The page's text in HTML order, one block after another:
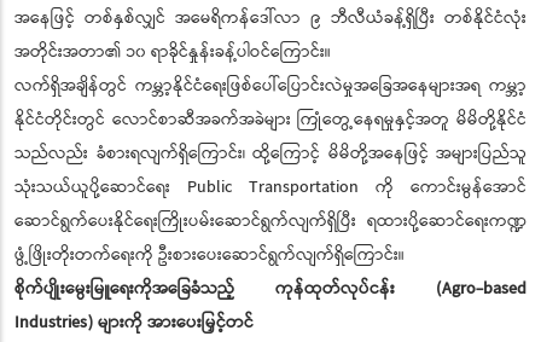
အနေဖြင့် တစ်နှစ်လျှင် အမေရိကန်ဒေါ်လာ ၉ ဘီလီယံခန့်ရှိပြီး တစ်နိုင်ငံလုံး
အတိုင်းအတာ၏ ၁၀ ရာခိုင်နှုန်းခန့်ပါဝင်ကြောင်း။
လက်ရှိအချိန်တွင် ကမ္ဘာ့နိုင်ငံရေးဖြစ်ပေါ်ပြောင်းလဲမှုအခြေအနေများအရ ကမ္ဘာ့
နိုင်ငံတိုင်းတွင် လောင်စာဆီအခက်အခဲများ ကြုံတွေ့နေရမှုနှင့်အတူ မိမိတို့နိုင်ငံ
သည်လည်း ခံစားရလျက်ရှိကြောင်း၊ ထို့ကြောင့် မိမိတို့အနေဖြင့် အများပြည်သူ
သုံးသယ်ယူပို့ဆောင်ရေး Public Transportation ကို ကောင်းမွန်အောင်
ဆောင်ရွက်ပေးနိုင်ရေးကြိုးပမ်းဆောင်ရွက်လျက်ရှိပြီး ရထားပို့ဆောင်ရေးကဏ္ဍ
ဖွံ့ဖြိုးတိုးတက်ရေးကို ဦးစားပေးဆောင်ရွက်လျက်ရှိကြောင်း။
စိုက်ပျိုးမွေးမြူရေးကိုအခြေခံသည့် ကုန်ထုတ်လုပ်ငန်း (Agro-based
Industries) များကို အားပေးမြှင့်တင်